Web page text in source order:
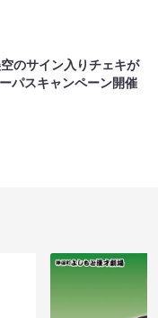
のサイン入りチェキが
パスキャンペーン開催